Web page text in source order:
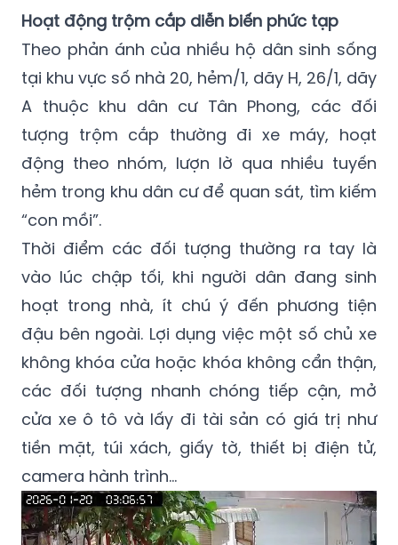
Hoạt động trộm cắp diễn biến phức tạp
Theo phản ánh của nhiều hộ dân sinh sống
tại khu vực số nhà 20, hẻm/1, dãy H, 26/1, dãy
A thuộc khu dân cư Tân Phong, các đối
tượng trộm cắp thường đi xe máy, hoạt
động theo nhóm, lượn lờ qua nhiều tuyến
hẻm trong khu dân cư để quan sát, tìm kiếm
“con mồi”.
Thời điểm các đối tượng thường ra tay là
vào lúc chập tối, khi người dân đang sinh
hoạt trong nhà, ít chú ý đến phương tiện
đậu bên ngoài. Lợi dụng việc một số chủ xe
không khóa cửa hoặc khóa không cẩn thận,
các đối tượng nhanh chóng tiếp cận, mở
cửa xe ô tô và lấy đi tài sản có giá trị như
tiền mặt, túi xách, giấy tờ, thiết bị điện tử,
camera hành trình…